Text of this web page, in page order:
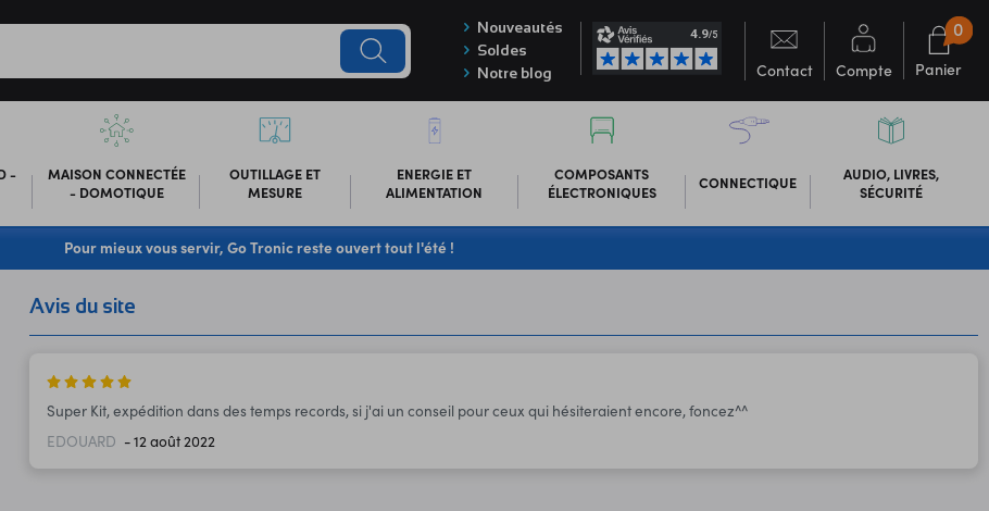
Nouveautés
Soldes
Notre blog
Contact Compte Panier
0
-
MAISON CONNECTÉE
- DOMOTIQUE
OUTILLAGE ET
MESURE
ENERGIE ET
ALIMENTATION
COMPOSANTS
ÉLECTRONIQUES
CONNECTIQUE
AUDIO, LIVRES,
SÉCURITÉ
Pour mieux vous servir, Go Tronic reste ouvert tout l'été !
Avis du site
Super Kit, expédition dans des temps records, si j'ai un conseil pour ceux qui hésiteraient encore, foncez^^
EDOUARD - 12 août 2022